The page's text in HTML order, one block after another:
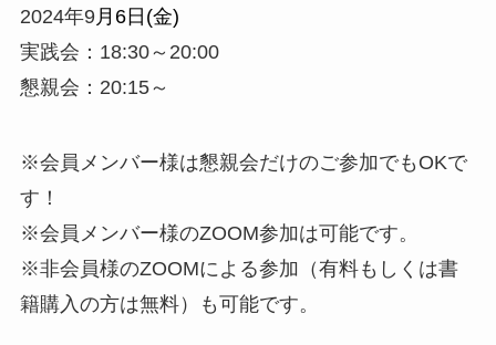
2024年9月6日(金)
実践会：18:30～20:00
懇親会：20:15～
※会員メンバー様は懇親会だけのご参加でもOKで
す！
※会員メンバー様のZOOM参加は可能です。
※非会員様のZOOMによる参加（有料もしくは書
籍購入の方は無料）も可能です。